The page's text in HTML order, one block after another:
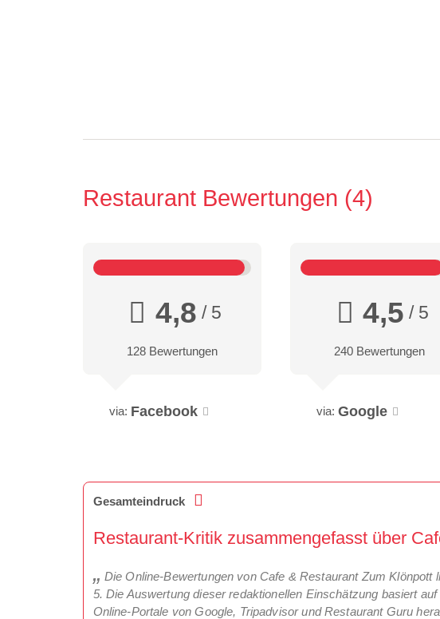
Restaurant Bewertungen 4
4,8 / 5
128 Bewertungen
via: Facebook
4,5 / 5
240 Bewertungen
via: Google
Gesamteindruck
Restaurant-Kritik zusammengefasst über
Die Online-Bewertungen von Cafe & Restaurant Zum
5. Die Auswertung dieser redaktionellen Einschätzung basiert
Online-Portale von Google, Tripadvisor und Restaurant Guru